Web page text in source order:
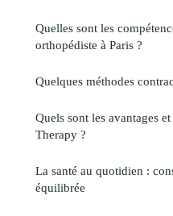
Quelles sont les
orthopédiste à Paris ?
Quelques méthodes
Quels sont les avantages
Therapy ?
La santé au quotidien :
équilibrée